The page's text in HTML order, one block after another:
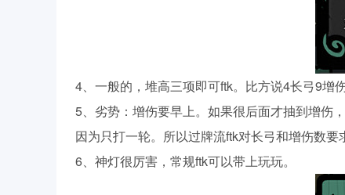
4、一般的，堆高三项即可ftk。比方说4长弓9增
5、劣势：增伤要早上。如果很后面才抽到增伤
因为只打一轮。所以过牌流ftk对长弓和增伤数要
6、神灯很厉害，常规ftk可以带上玩玩。